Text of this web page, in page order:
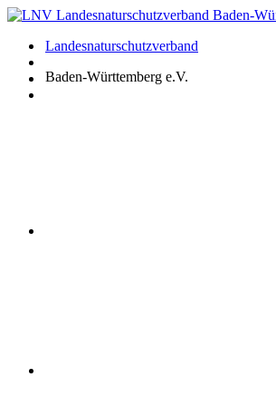
Zum
springenLandesnaturschutzverband
Baden-Württemberg e.V.